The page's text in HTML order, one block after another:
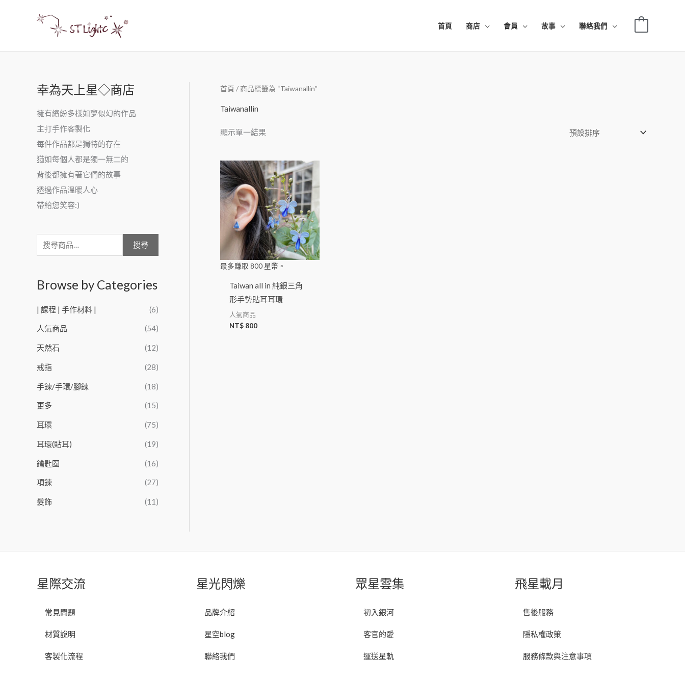
首頁 商店 會員 故事 聯絡我們
幸為天上星◇商店
擁有繽紛多樣如夢似幻的作品
主打手作客製化
每件作品都是獨特的存在
猶如每個人都是獨一無二的
背後都擁有著它們的故事
透過作品溫暖人心
帶給您笑容:)
搜尋
Browse by Categories
| 課程 | 手作材料 | (6)
人氣商品 (54)
天然石 (12)
戒指 (28)
手鍊/手環/腳鍊 (18)
更多 (15)
耳環 (75)
耳環(貼耳) (19)
鑰匙圈 (16)
項鍊 (27)
髮飾 (11)
首頁 / 商品標籤為 “Taiwanallin”
Taiwanallin
顯示單一結果
最多賺取 800 星幣。
Taiwan all in 純銀三角
形手勢貼耳耳環
人氣商品
NT$ 800
星際交流
常見問題
材質說明
客製化流程
星光閃爍
品牌介紹
星空blog
聯絡我們
眾星雲集
初入銀河
客官的愛
運送星軌
飛星載月
售後服務
隱私權政策
服務條款與注意事項